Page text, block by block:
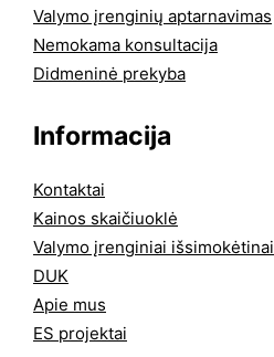
Valymo įrenginių aptarnavimas
Nemokama konsultacija
Didmeninė prekyba
Informacija
Kontaktai
Kainos skaičiuoklė
Valymo įrenginiai išsimokėtinai
DUK
Apie mus
ES projektai